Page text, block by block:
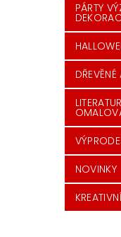
PÁRTY
NOVINKY